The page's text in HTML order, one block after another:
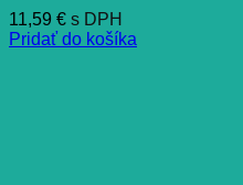
11,59 € s DPH
Pridať do košíka